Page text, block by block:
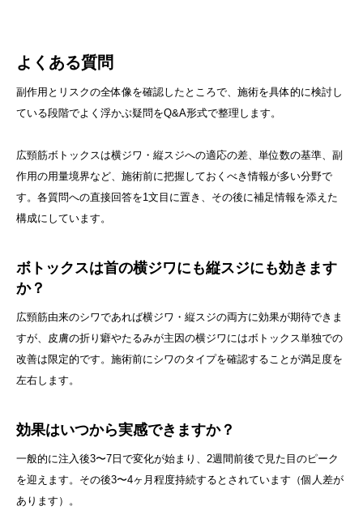
よくある質問
副作用とリスクの全体像を確認したところで、施術を具体的に検討し
ている段階でよく浮かぶ疑問をQ&A形式で整理します。
広頸筋ボトックスは横ジワ・縦スジへの適応の差、単位数の基準、副
作用の用量境界など、施術前に把握しておくべき情報が多い分野で
す。各質問への直接回答を1文目に置き、その後に補足情報を添えた
構成にしています。
ボトックスは首の横ジワにも縦スジにも効きます
か？
広頸筋由来のシワであれば横ジワ・縦スジの両方に効果が期待できま
すが、皮膚の折り癖やたるみが主因の横ジワにはボトックス単独での
改善は限定的です。施術前にシワのタイプを確認することが満足度を
左右します。
効果はいつから実感できますか？
一般的に注入後3〜7日で変化が始まり、2週間前後で見た目のピーク
を迎えます。その後3〜4ヶ月程度持続するとされています（個人差が
あります）。